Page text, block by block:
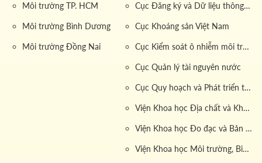
Môi trường TP. HCM
Môi trường Bình Dương
Môi trường Đồng Nai
Cục Đăng ký và Dữ liệu thông tin đất đai
Cục Khoáng sản Việt Nam
Cục Kiểm soát ô nhiễm môi trường
Cục Quản lý tài nguyên nước
Cục Quy hoạch và Phát triển tài nguyên đất
Viện Khoa học Địa chất và Khoáng sản
Viện Khoa học Đo đạc và Bản đồ
Viện Khoa học Môi trường, Biển và Hải đảo